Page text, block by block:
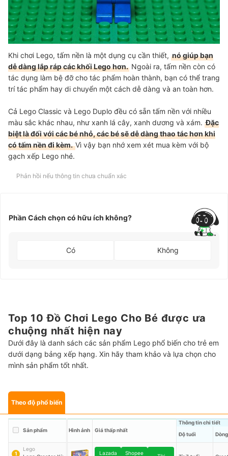
Khi chơi Lego, tấm nền là một dụng cụ cần thiết, nó giúp bạn
dễ dàng lắp ráp các khối Lego hơn. Ngoài ra, tấm nền còn có
tác dụng làm bệ đỡ cho tác phẩm hoàn thành, bạn có thể trang
trí tác phẩm hay di chuyển một cách dễ dàng và an toàn hơn.
Cả Lego Classic và Lego Duplo đều có sẵn tấm nền với nhiều
màu sắc khác nhau, như xanh lá cây, xanh dương và xám. Đặc
biệt là đối với các bé nhỏ, các bé sẽ dễ dàng thao tác hơn khi
có tấm nền đi kèm.Vì vậy bạn nhớ xem xét mua kèm với bộ
gạch xếp Lego nhé.
Phản hồi nếu thông tin chưa chuẩn xác
Phần Cách chọn có hữu ích không?
Có Không
Top 10 Đồ Chơi Lego Cho Bé được ưa
chuộng nhất hiện nay
Dưới đây là danh sách các sản phẩm Lego phổ biến cho trẻ em
dưới dạng bảng xếp hạng. Xin hãy tham khảo và lựa chọn cho
mình sản phẩm tốt nhất.
Theo độ phổ biến
Sản phẩm Hình ảnh Giá thấp nhất
Thông tin chi tiết
Độ tuổi
Dòng
1
Lego
Lazada
Shopee